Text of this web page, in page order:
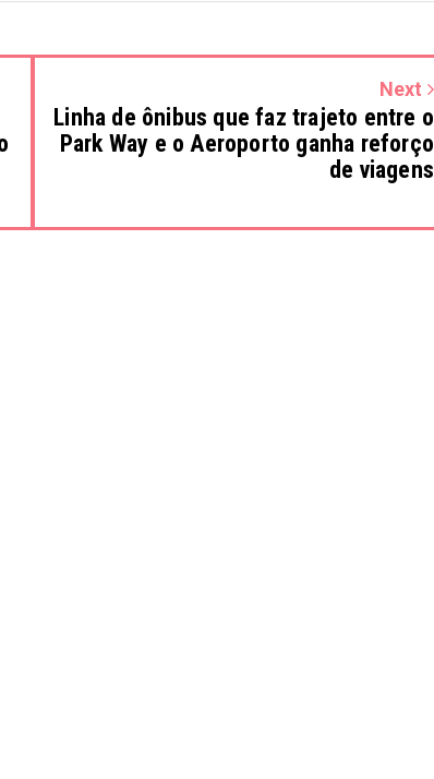
Next
Linha de ônibus que faz trajeto entre o
Park Way e o Aeroporto ganha reforço
de viagens